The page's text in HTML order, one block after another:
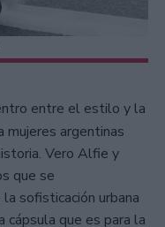
entre el estilo y la
mujeres argentinas
Vero Alfie y
que se
sofisticación urbana
cápsula que es para la